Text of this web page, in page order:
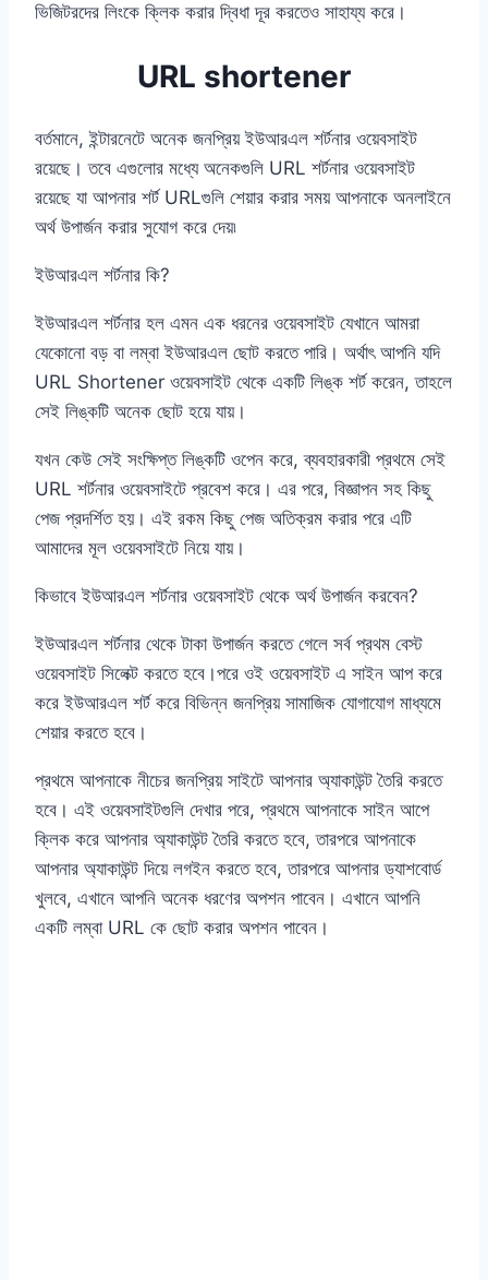
ভিজিটরদের লিংকে ক্লিক করার দ্বিধা দূর করতেও সাহায্য করে।
URL shortener
বর্তমানে, ইন্টারনেটে অনেক জনপ্রিয় ইউআরএল শর্টনার ওয়েবসাইট
রয়েছে। তবে এগুলোর মধ্যে অনেকগুলি URL শর্টনার ওয়েবসাইট
রয়েছে যা আপনার শর্ট URLগুলি শেয়ার করার সময় আপনাকে অনলাইনে
অর্থ উপার্জন করার সুযোগ করে দেয়৷
ইউআরএল শর্টনার কি?
ইউআরএল শর্টনার হল এমন এক ধরনের ওয়েবসাইট যেখানে আমরা
যেকোনো বড় বা লম্বা ইউআরএল ছোট করতে পারি। অর্থাৎ আপনি যদি
URL Shortener ওয়েবসাইট থেকে একটি লিঙ্ক শর্ট করেন, তাহলে
সেই লিঙ্কটি অনেক ছোট হয়ে যায়।
যখন কেউ সেই সংক্ষিপ্ত লিঙ্কটি ওপেন করে, ব্যবহারকারী প্রথমে সেই
URL শর্টনার ওয়েবসাইটে প্রবেশ করে। এর পরে, বিজ্ঞাপন সহ কিছু
পেজ প্রদর্শিত হয়। এই রকম কিছু পেজ অতিক্রম করার পরে এটি
আমাদের মূল ওয়েবসাইটে নিয়ে যায়।
কিভাবে ইউআরএল শর্টনার ওয়েবসাইট থেকে অর্থ উপার্জন করবেন?
ইউআরএল শর্টনার থেকে টাকা উপার্জন করতে গেলে সর্ব প্রথম বেস্ট
ওয়েবসাইট সিলেক্ট করতে হবে।পরে ওই ওয়েবসাইট এ সাইন আপ করে
করে ইউআরএল শর্ট করে বিভিন্ন জনপ্রিয় সামাজিক যোগাযোগ মাধ্যমে
শেয়ার করতে হবে।
প্রথমে আপনাকে নীচের জনপ্রিয় সাইটে আপনার অ্যাকাউন্ট তৈরি করতে
হবে। এই ওয়েবসাইটগুলি দেখার পরে, প্রথমে আপনাকে সাইন আপে
ক্লিক করে আপনার অ্যাকাউন্ট তৈরি করতে হবে, তারপরে আপনাকে
আপনার অ্যাকাউন্ট দিয়ে লগইন করতে হবে, তারপরে আপনার ড্যাশবোর্ড
খুলবে, এখানে আপনি অনেক ধরণের অপশন পাবেন। এখানে আপনি
একটি লম্বা URL কে ছোট করার অপশন পাবেন।